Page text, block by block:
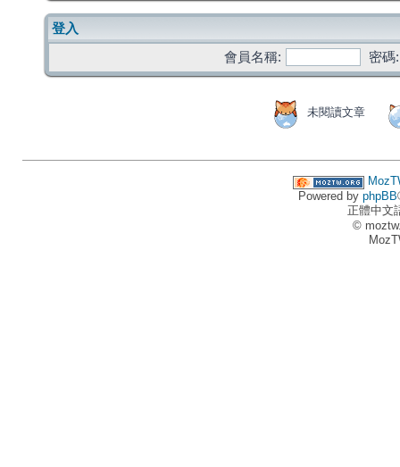
登入
會員名稱:
密碼:
未閱讀文章
Powered by phpBB
正體中文
©